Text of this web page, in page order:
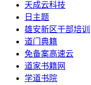
天成云科技
日主题
雄安新区干部培训
道门典籍
免备案高速云
道家书籍网
学道书院